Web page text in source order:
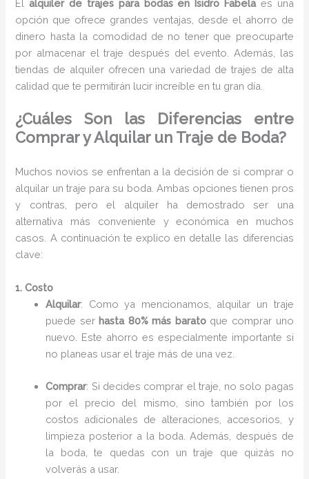
Elalquiler de trajes para bodas en Isidro Fabelaes una
opción que ofrece grandes ventajas, desde el ahorro de
dinero hasta la comodidad de no tener que preocuparte
por almacenar el traje después del evento. Además, las
tiendas de alquiler ofrecen una variedad de trajes de alta
calidad que te permitirán lucir increíble en tu gran día.
¿Cuáles Son las Diferencias entre
Comprar y Alquilar un Traje de Boda?
Muchos novios se enfrentan a la decisión de si comprar o
alquilar un traje para su boda. Ambas opciones tienen pros
y contras, pero el alquiler ha demostrado ser una
alternativa más conveniente y económica en muchos
casos. A continuación te explico en detalle las diferencias
clave:
1. Costo
Alquilar: Como ya mencionamos, alquilar un traje
puede ser hasta 80% más baratoque comprar uno
nuevo. Este ahorro es especialmente importante si
no planeas usar el traje más de una vez.
Comprar: Si decides comprar el traje, no solo pagas
por el precio del mismo, sino también por los
costos adicionales de alteraciones, accesorios, y
limpieza posterior a la boda. Además, después de
la boda, te quedas con un traje que quizás no
volverás a usar.